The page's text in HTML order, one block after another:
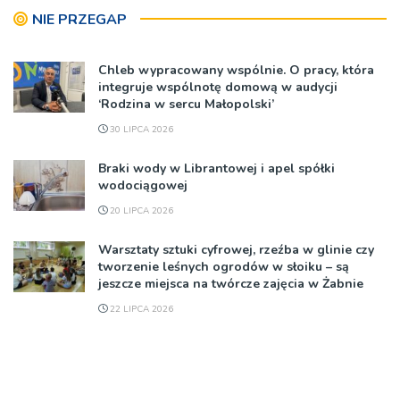
NIE PRZEGAP
Chleb wypracowany wspólnie. O pracy, która
integruje wspólnotę domową w audycji
‘Rodzina w sercu Małopolski’
30 LIPCA 2026
Braki wody w Librantowej i apel spółki
wodociągowej
20 LIPCA 2026
Warsztaty sztuki cyfrowej, rzeźba w glinie czy
tworzenie leśnych ogrodów w słoiku – są
jeszcze miejsca na twórcze zajęcia w Żabnie
22 LIPCA 2026